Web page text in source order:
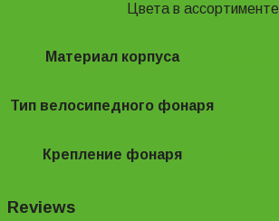
Цвета в ассортименте
Материал корпуса
Тип велосипедного фонаря
Крепление фонаря
Reviews